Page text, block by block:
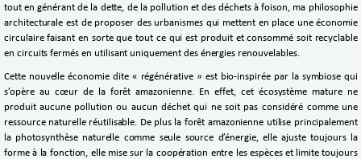
tout en générant de la dette, de la pollution et des déchets à foison, ma philosophie
architecturale est de proposer des urbanismes qui mettent en place une économie
circulaire faisant en sorte que tout ce qui est produit et consommé soit recyclable
en circuits fermés en utilisant uniquement des énergies renouvelables.
Cette nouvelle économie dite « régénérative » est bio-inspirée par la symbiose qui
s’opère au cœur de la forêt amazonienne. En effet, cet écosystème mature ne
produit aucune pollution ou aucun déchet qui ne soit pas considéré comme une
ressource naturelle réutilisable. De plus la forêt amazonienne utilise principalement
la photosynthèse naturelle comme seule source d’énergie, elle ajuste toujours la
forme à la fonction, elle mise sur la coopération entre les espèces et limite toujours